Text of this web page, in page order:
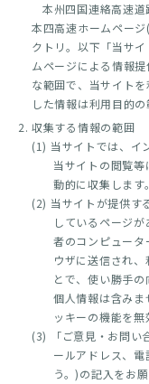
本州四国連絡高速道
本四高速ホームペー
クトリ。以下「当サ
ムページによる情報
な範囲で、当サイト
した情報は利用目的
収集する情報の範囲
(1) 当サイトでは、イ
当サイトの閲覧
動的に収集します。
(2) 当サイトが提供す
しているページ
者のコンピュー
ウザに送信され
とで、使い勝手の
個人情報は含み
ッキーの機能を無
(3) 「ご意見・お問い
ールアドレス、
う。)の記入をお